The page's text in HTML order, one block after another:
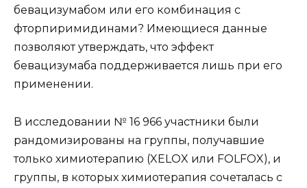
бевацизумабом или его комбинация с
фторпиримидинами? Имеющиеся данные
позволяют утверждать, что эффект
бевацизумаба поддерживается лишь при его
применении.
В исследовании № 16 966 участники были
рандомизированы на группы, получавшие
только химиотерапию (XELOX или FOLFOX), и
группы, в которых химиотерапия сочеталась с